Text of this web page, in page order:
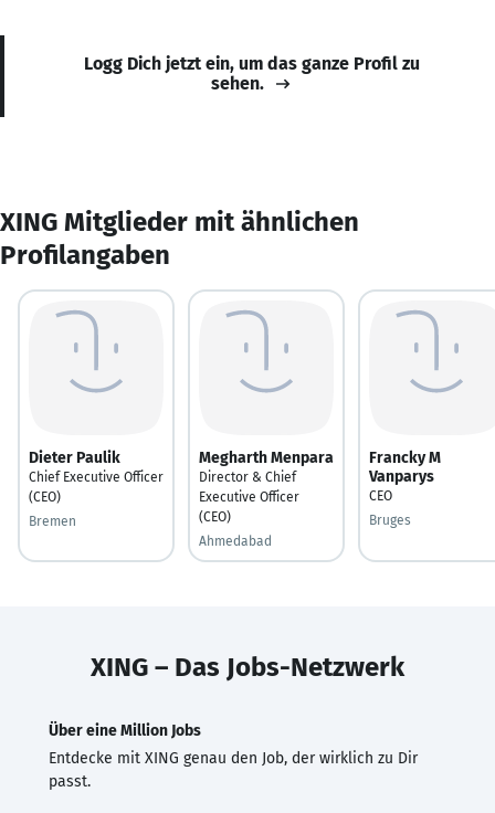
Logg Dich jetzt ein, um das ganze Profil zu
sehen.
XING Mitglieder mit ähnlichen
Profilangaben
Dieter Paulik
Chief Executive Officer
(CEO)
Bremen
Megharth Menpara
Director & Chief
Executive Officer
(CEO)
Ahmedabad
Francky M
Vanparys
CEO
Bruges
XING – Das Jobs-Netzwerk
Über eine Million Jobs
Entdecke mit XING genau den Job, der wirklich zu Dir
passt.